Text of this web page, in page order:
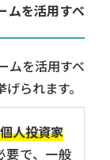
ムを活用すべ
ムを活用すべ
られます。
人投資家
要で、一般